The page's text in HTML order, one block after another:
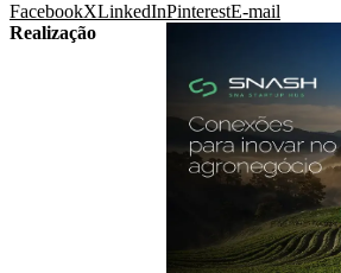
FacebookXLinkedInPinterestE-mail
Realização